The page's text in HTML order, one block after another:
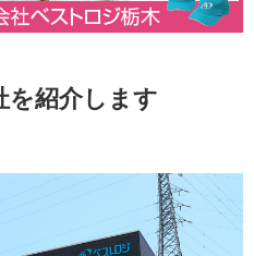
を紹介します